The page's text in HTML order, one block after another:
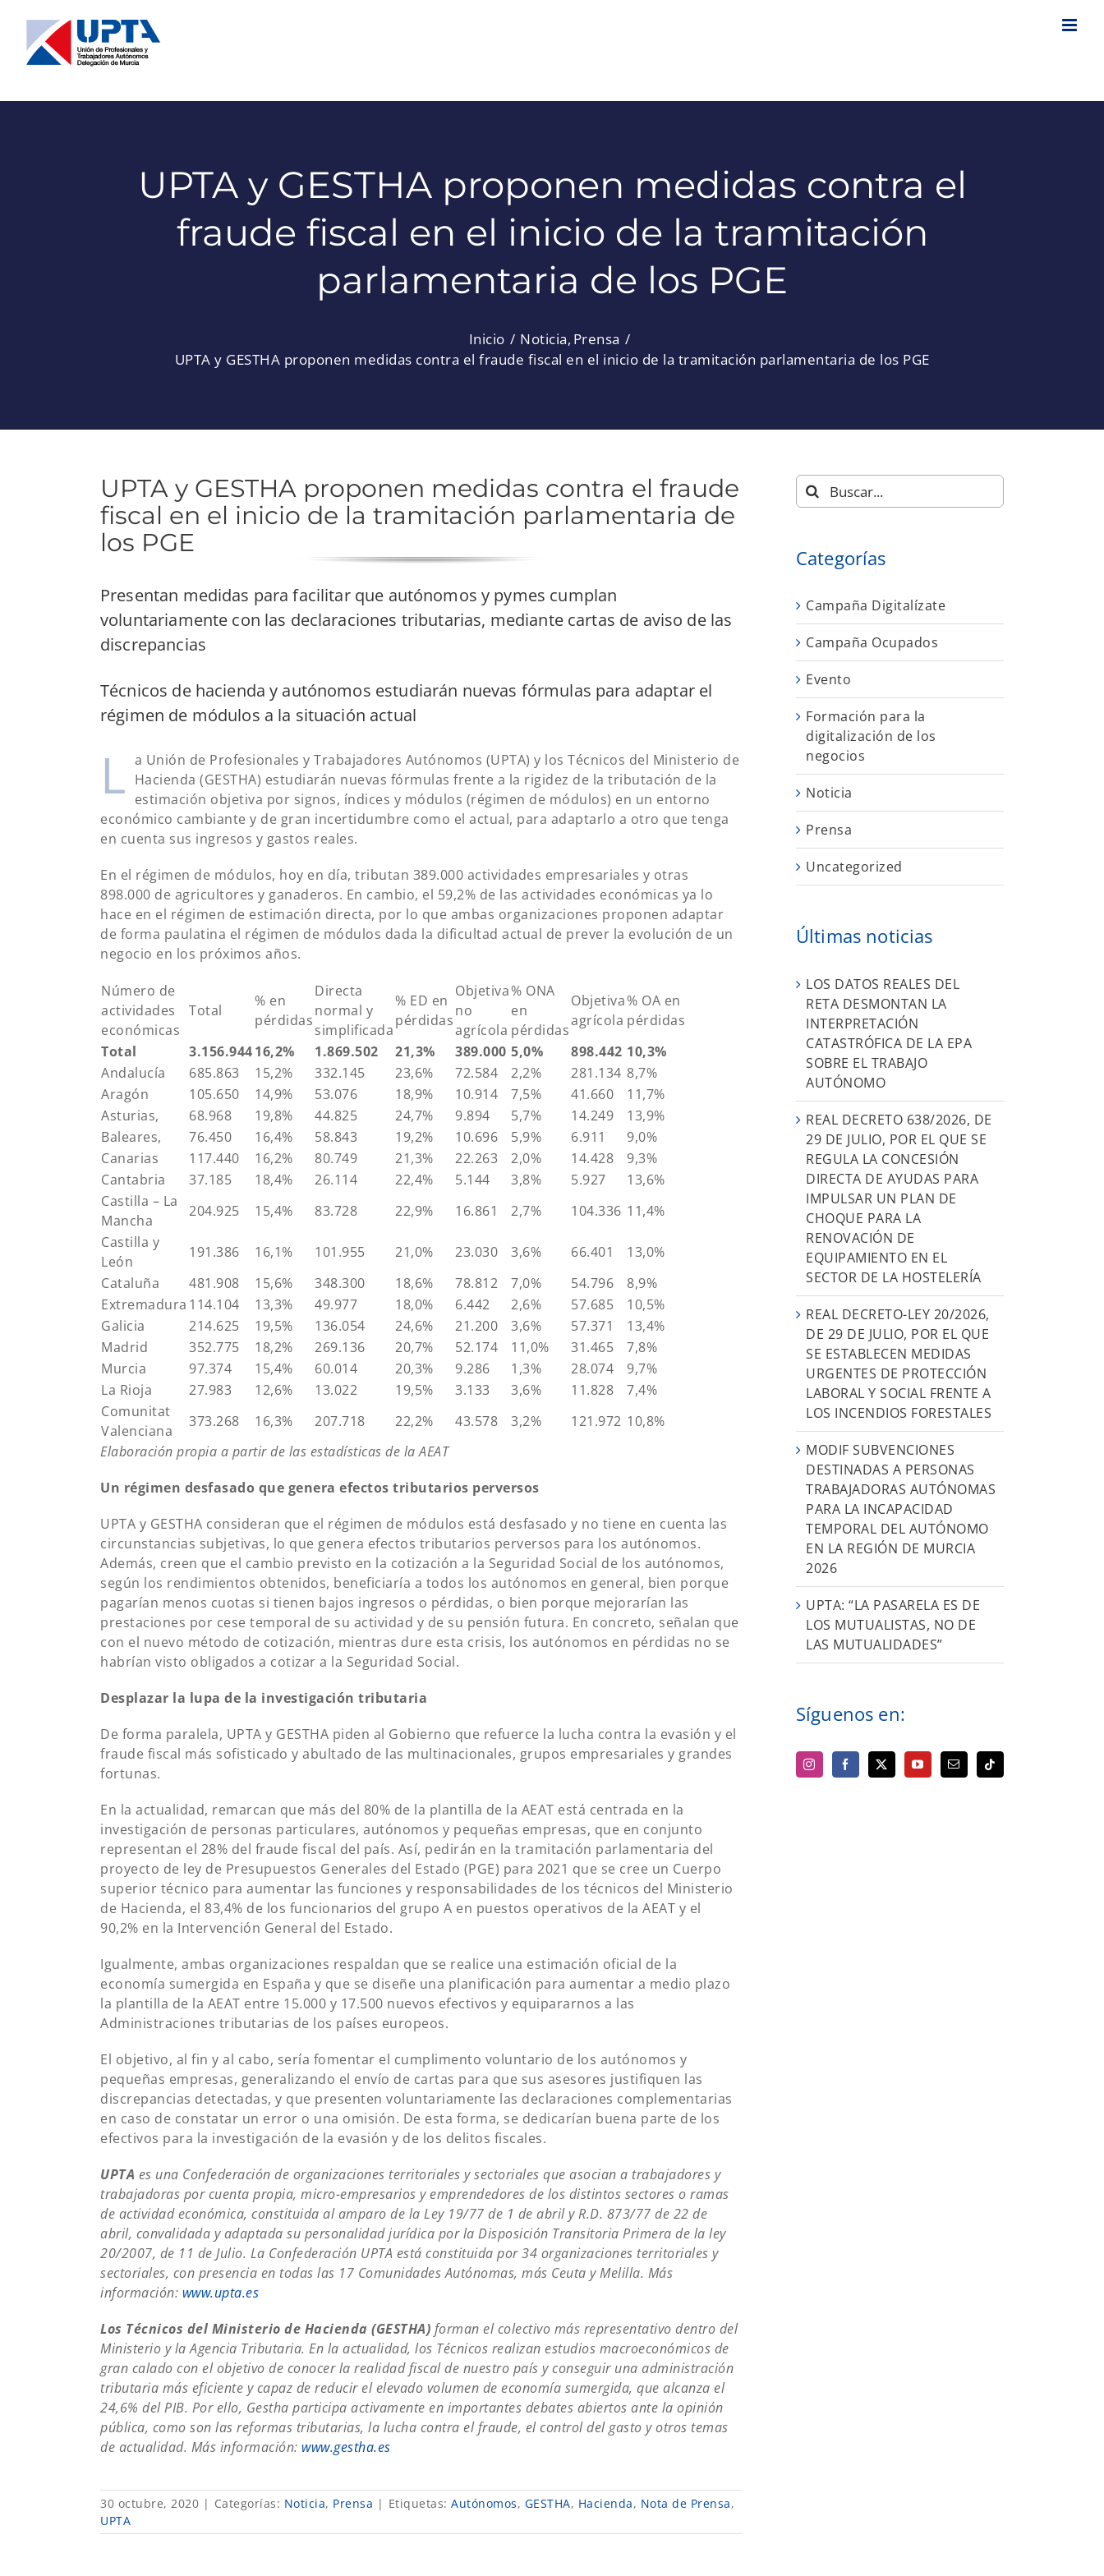
contenido
UPTA y GESTHA proponen medidas contra el
fraude fiscal en el inicio de la tramitación
parlamentaria de los PGE
Inicio Noticia Prensa
UPTA y GESTHA proponen medidas contra el fraude fiscal en el inicio de la tramitación parlamentaria de los PGE
UPTA y GESTHA proponen medidas contra el fraude
fiscal en el inicio de la tramitación parlamentaria de
los PGE
Presentan medidas para facilitar que autónomos y pymes cumplan
voluntariamente con las declaraciones tributarias, mediante cartas de aviso de las
discrepancias
Técnicos de hacienda y autónomos estudiarán nuevas fórmulas para adaptar el
régimen de módulos a la situación actual
L a Unión de Profesionales y Trabajadores Autónomos (UPTA) y los Técnicos del Ministerio de
Hacienda (GESTHA) estudiarán nuevas fórmulas frente a la rigidez de la tributación de la
estimación objetiva por signos, índices y módulos (régimen de módulos) en un entorno
económico cambiante y de gran incertidumbre como el actual, para adaptarlo a otro que tenga
en cuenta sus ingresos y gastos reales.
En el régimen de módulos, hoy en día, tributan 389.000 actividades empresariales y otras
898.000 de agricultores y ganaderos. En cambio, el 59,2% de las actividades económicas ya lo
hace en el régimen de estimación directa, por lo que ambas organizaciones proponen adaptar
de forma paulatina el régimen de módulos dada la dificultad actual de prever la evolución de un
negocio en los próximos años.
Número de
actividades
económicas
Total
% en
pérdidas
Directa
normal y
simplificada
% ED en
pérdidas
Objetiva
no
agrícola
% ONA
en
pérdidas
Objetiva
agrícola
% OA en
pérdidas
Total
3.156.94416,2% 1.869.502 21,3% 389.000 5,0% 898.442 10,3%
Andalucía
685.863 15,2% 332.145 23,6% 72.584 2,2% 281.134 8,7%
Aragón
105.650 14,9% 53.076 18,9% 10.914 7,5% 41.660
11,7%
Asturias,
68.968 19,8% 44.825 24,7% 9.894 5,7% 14.249
13,9%
Baleares,
76.450 16,4% 58.843 19,2% 10.696 5,9% 6.911
9,0%
Canarias
117.440 16,2% 80.749 21,3% 22.263 2,0% 14.428
9,3%
Cantabria
37.185 18,4% 26.114 22,4% 5.144 3,8% 5.927
13,6%
Castilla – La
Mancha
204.925 15,4% 83.728 22,9% 16.861 2,7% 104.336 11,4%
Castilla y
León
191.386 16,1% 101.955 21,0% 23.030 3,6% 66.401
13,0%
Cataluña
481.908 15,6% 348.300 18,6% 78.812 7,0% 54.796
8,9%
Extremadura 114.104 13,3% 49.977 18,0% 6.442 2,6% 57.685
10,5%
Galicia
214.625 19,5% 136.054 24,6% 21.200 3,6% 57.371
13,4%
Madrid
352.775 18,2% 269.136 20,7% 52.174 11,0% 31.465
7,8%
Murcia
97.374 15,4% 60.014 20,3% 9.286 1,3% 28.074
9,7%
La Rioja
27.983 12,6% 13.022 19,5% 3.133 3,6% 11.828
7,4%
Comunitat
Valenciana
373.268 16,3% 207.718 22,2% 43.578 3,2% 121.972 10,8%
Elaboración propia a partir de las estadísticas de la AEAT
Un régimen desfasado que genera efectos tributarios perversos
UPTA y GESTHA consideran que el régimen de módulos está desfasado y no tiene en cuenta las
circunstancias subjetivas, lo que genera efectos tributarios perversos para los autónomos.
Además, creen que el cambio previsto en la cotización a la Seguridad Social de los autónomos,
según los rendimientos obtenidos, beneficiaría a todos los autónomos en general, bien porque
pagarían menos cuotas si tienen bajos ingresos o pérdidas, o bien porque mejorarían las
prestaciones por cese temporal de su actividad y de su pensión futura. En concreto, señalan que
con el nuevo método de cotización, mientras dure esta crisis, los autónomos en pérdidas no se
habrían visto obligados a cotizar a la Seguridad Social.
Desplazar la lupa de la investigación tributaria
De forma paralela, UPTA y GESTHA piden al Gobierno que refuerce la lucha contra la evasión y el
fraude fiscal más sofisticado y abultado de las multinacionales, grupos empresariales y grandes
fortunas.
En la actualidad, remarcan que más del 80% de la plantilla de la AEAT está centrada en la
investigación de personas particulares, autónomos y pequeñas empresas, que en conjunto
representan el 28% del fraude fiscal del país. Así, pedirán en la tramitación parlamentaria del
proyecto de ley de Presupuestos Generales del Estado (PGE) para 2021 que se cree un Cuerpo
superior técnico para aumentar las funciones y responsabilidades de los técnicos del Ministerio
de Hacienda, el 83,4% de los funcionarios del grupo A en puestos operativos de la AEAT y el
90,2% en la Intervención General del Estado.
Igualmente, ambas organizaciones respaldan que se realice una estimación oficial de la
economía sumergida en España y que se diseñe una planificación para aumentar a medio plazo
la plantilla de la AEAT entre 15.000 y 17.500 nuevos efectivos y equipararnos a las
Administraciones tributarias de los países europeos.
El objetivo, al fin y al cabo, sería fomentar el cumplimento voluntario de los autónomos y
pequeñas empresas, generalizando el envío de cartas para que sus asesores justifiquen las
discrepancias detectadas, y que presenten voluntariamente las declaraciones complementarias
en caso de constatar un error o una omisión. De esta forma, se dedicarían buena parte de los
efectivos para la investigación de la evasión y de los delitos fiscales.
UPTA es una Confederación de organizaciones territoriales y sectoriales que asocian a trabajadores y
trabajadoras por cuenta propia, micro-empresarios y emprendedores de los distintos sectores o ramas
de actividad económica, constituida al amparo de la Ley 19/77 de 1 de abril y R.D. 873/77 de 22 de
abril, convalidada y adaptada su personalidad jurídica por la Disposición Transitoria Primera de la ley
20/2007, de 11 de Julio. La Confederación UPTA está constituida por 34 organizaciones territoriales y
sectoriales, con presencia en todas las 17 Comunidades Autónomas, más Ceuta y Melilla. Más
información: www.upta.es
Los Técnicos del Ministerio de Hacienda (GESTHA) forman el colectivo más representativo dentro del
Ministerio y la Agencia Tributaria. En la actualidad, los Técnicos realizan estudios macroeconómicos de
gran calado con el objetivo de conocer la realidad fiscal de nuestro país y conseguir una administración
tributaria más eficiente y capaz de reducir el elevado volumen de economía sumergida, que alcanza el
24,6% del PIB. Por ello, Gestha participa activamente en importantes debates abiertos ante la opinión
pública, como son las reformas tributarias, la lucha contra el fraude, el control del gasto y otros temas
de actualidad. Más información: www.gestha.es
30 octubre, 2020 | Categorías: Noticia, Prensa | Etiquetas: Autónomos, GESTHA, Hacienda, Nota de Prensa,
UPTA
Buscar:
Categorías
Campaña Digitalízate
Campaña Ocupados
Evento
Formación para la
digitalización de los
negocios
Noticia
Prensa
Uncategorized
Últimas noticias
LOS DATOS REALES DEL
RETA DESMONTAN LA
INTERPRETACIÓN
CATASTRÓFICA DE LA EPA
SOBRE EL TRABAJO
AUTÓNOMO
REAL DECRETO 638/2026, DE
29 DE JULIO, POR EL QUE SE
REGULA LA CONCESIÓN
DIRECTA DE AYUDAS PARA
IMPULSAR UN PLAN DE
CHOQUE PARA LA
RENOVACIÓN DE
EQUIPAMIENTO EN EL
SECTOR DE LA HOSTELERÍA
REAL DECRETO-LEY 20/2026,
DE 29 DE JULIO, POR EL QUE
SE ESTABLECEN MEDIDAS
URGENTES DE PROTECCIÓN
LABORAL Y SOCIAL FRENTE A
LOS INCENDIOS FORESTALES
MODIF SUBVENCIONES
DESTINADAS A PERSONAS
TRABAJADORAS AUTÓNOMAS
PARA LA INCAPACIDAD
TEMPORAL DEL AUTÓNOMO
EN LA REGIÓN DE MURCIA
2026
UPTA: “LA PASARELA ES DE
LOS MUTUALISTAS, NO DE
LAS MUTUALIDADES”
Síguenos en: